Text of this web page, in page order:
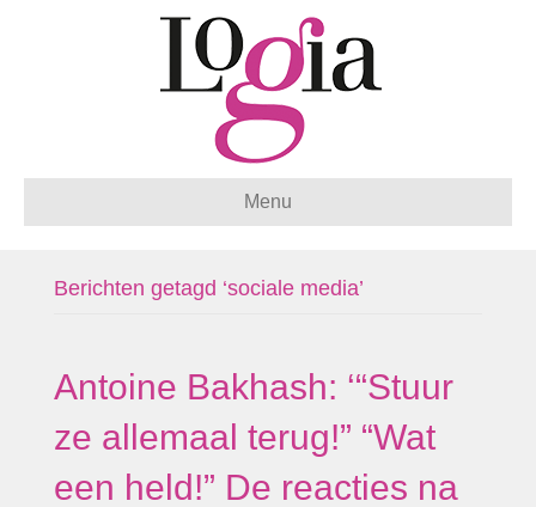
Menu
Berichten getagd ‘sociale media’
Antoine Bakhash: ‘“Stuur
ze allemaal terug!” “Wat
een held!” De reacties na